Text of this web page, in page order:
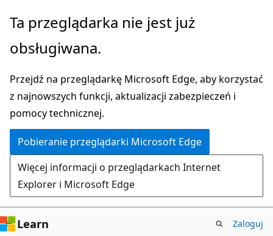
Przejdź
głównej
Przejdź
nawigacji
stronie
Ta przeglądarka nie jest już
obsługiwana.
Przejdź na przeglądarkę Microsoft Edge, aby korzystać
z najnowszych funkcji, aktualizacji zabezpieczeń i
pomocy technicznej.
Pobieranie przeglądarki Microsoft Edge
Więcej informacji o przeglądarkach Internet
Explorer i Microsoft Edge
Learn Zaloguj